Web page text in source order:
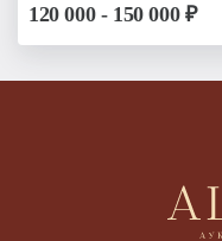
120 000 - 150 000 ₽